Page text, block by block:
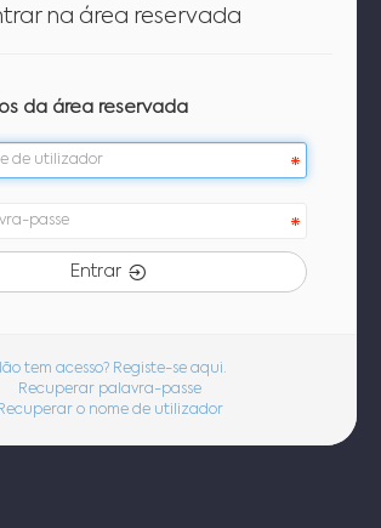
na área reservada
da área reservada
Entrar
tem acesso? Registe-se aqui.
Recuperar palavra-passe
Recuperar o nome de utilizador